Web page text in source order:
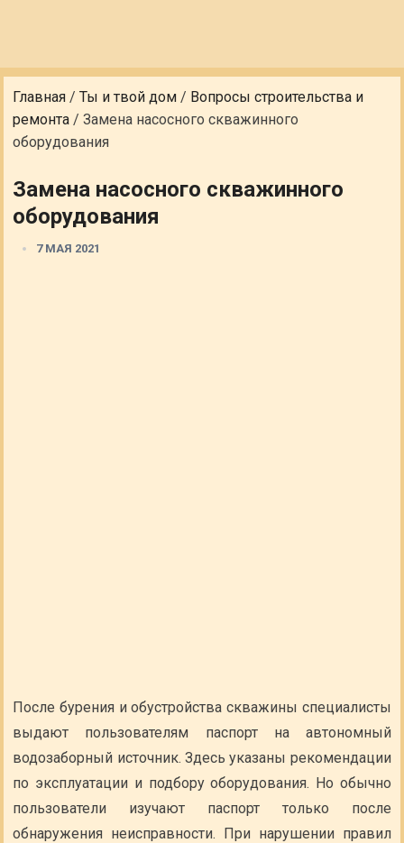
Главная /Ты и твой дом / Вопросы строительства и
ремонта /Замена насосного скважинного
оборудования
Замена насосного скважинного
оборудования
7 МАЯ 2021
После бурения и обустройства скважины специалисты
выдают пользователям паспорт на автономный
водозаборный источник. Здесь указаны рекомендации
по эксплуатации и подбору оборудования. Но обычно
пользователи изучают паспорт только после
обнаружения неисправности. При нарушении правил